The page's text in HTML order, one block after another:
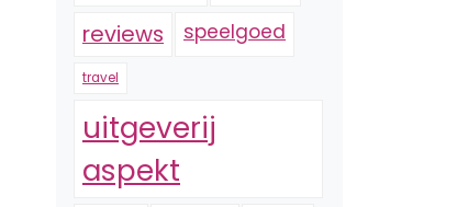
reviews speelgoed
travel
uitgeverij
aspekt